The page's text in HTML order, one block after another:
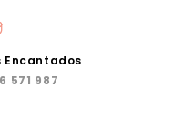
Encantados
571 987